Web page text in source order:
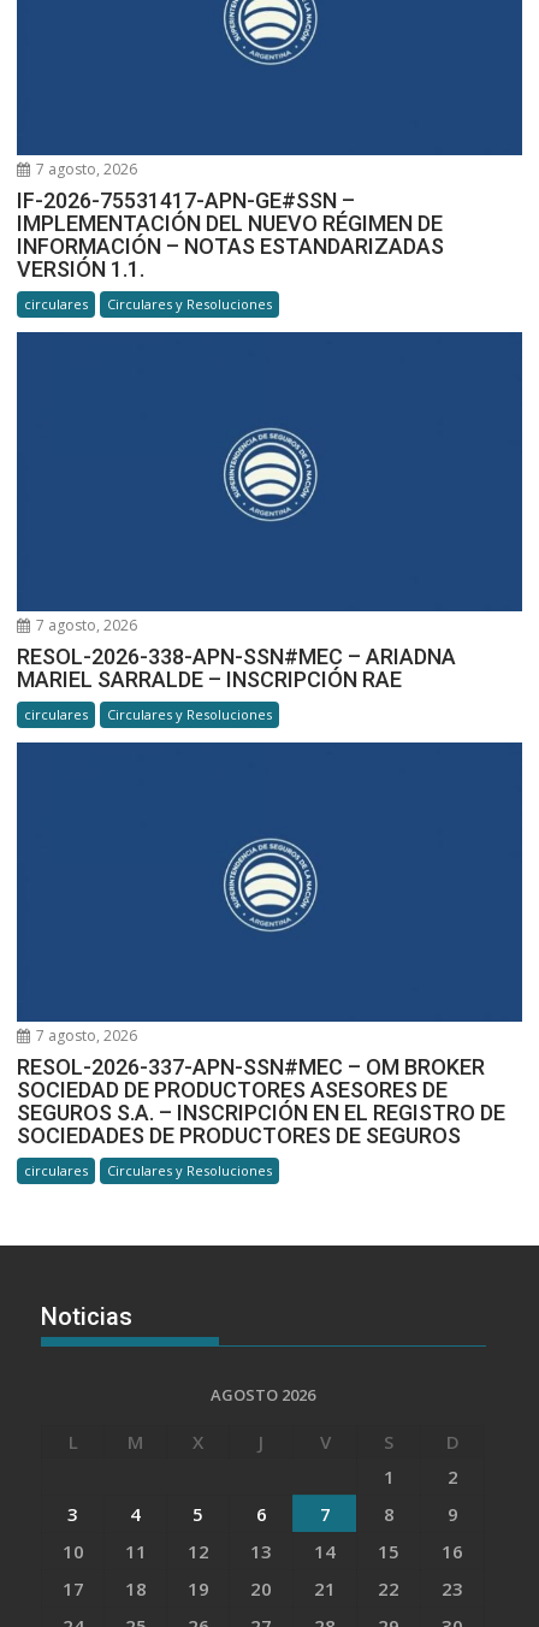
7 agosto, 2026
IF-2026-75531417-APN-GE#SSN –
IMPLEMENTACIÓN DEL NUEVO RÉGIMEN DE
INFORMACIÓN – NOTAS ESTANDARIZADAS
VERSIÓN 1.1.
circulares Circulares y Resoluciones
7 agosto, 2026
RESOL-2026-338-APN-SSN#MEC – ARIADNA
MARIEL SARRALDE – INSCRIPCIÓN RAE
circulares Circulares y Resoluciones
7 agosto, 2026
RESOL-2026-337-APN-SSN#MEC – OM BROKER
SOCIEDAD DE PRODUCTORES ASESORES DE
SEGUROS S.A. – INSCRIPCIÓN EN EL REGISTRO DE
SOCIEDADES DE PRODUCTORES DE SEGUROS
circulares Circulares y Resoluciones
Noticias
AGOSTO 2026
L M X J V S
D
1
2
3
4 5 6 7 8
9
10
11 12 13 14 15
16
17
18 19 20 21 22
23